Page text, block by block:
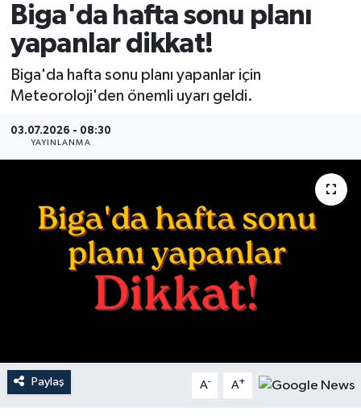
Biga'da hafta sonu planı
yapanlar dikkat!
Biga'da hafta sonu planı yapanlar için
Meteoroloji'den önemli uyarı geldi.
03.07.2026 - 08:30
YAYINLANMA
Paylaş A- A+
Dünya
Ekonomi
Genel
Hava Durumu
İlan
Kültür Sanat
Otomobil
Son Dakika Haberleri